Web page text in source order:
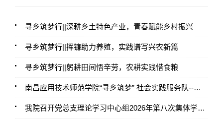
寻乡筑梦行||深耕乡土特色产业，青春赋能乡村振兴
寻乡筑梦行||挥镰助力养殖，实践谱写兴农新篇
寻乡筑梦行||躬耕田间悟辛劳，农耕实践惜食粮
南昌应用技术师范学院“寻乡筑梦” 社会实践服务队--奔赴茅坪启新程，座谈共绘数字助乡蓝图
我院召开党总支理论学习中心组2026年第八次集体学习（扩大）会议